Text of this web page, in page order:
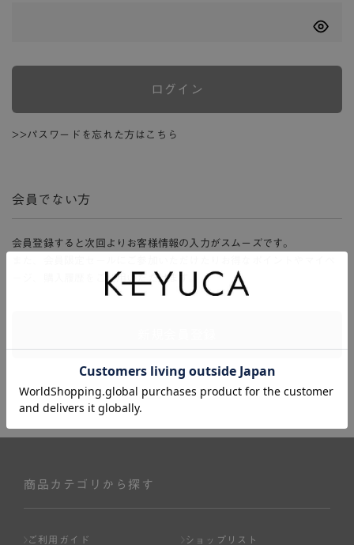
ログイン
>>パスワードを忘れた方はこちら
会員でない方
会員登録すると次回よりお客様情報の入力がスムーズです。
ージ、購入履歴をご利用いただけます。
商品カテゴリから探す
ご利用ガイド ショップリスト